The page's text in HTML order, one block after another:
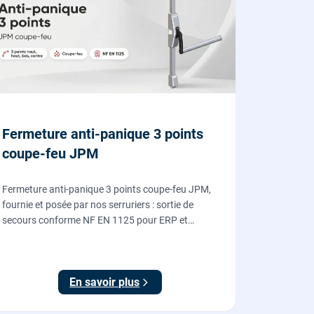
Fermeture anti-panique 3 points
coupe-feu JPM
Fermeture anti-panique 3 points coupe-feu JPM,
fournie et posée par nos serruriers : sortie de
secours conforme NF EN 1125 pour ERP et
En savoir plus